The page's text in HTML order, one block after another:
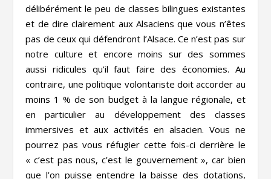
délibérément le peu de classes bilingues existantes
et de dire clairement aux Alsaciens que vous n’êtes
pas de ceux qui défendront l’Alsace. Ce n’est pas sur
notre culture et encore moins sur des sommes
aussi ridicules qu’il faut faire des économies. Au
contraire, une politique volontariste doit accorder au
moins 1 % de son budget à la langue régionale, et
en particulier au développement des classes
immersives et aux activités en alsacien. Vous ne
pourrez pas vous réfugier cette fois-ci derrière le
« c’est pas nous, c’est le gouvernement », car bien
que l’on puisse entendre la baisse des dotations,